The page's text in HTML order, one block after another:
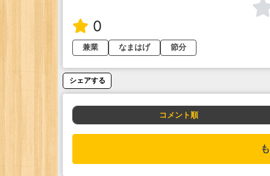
0
兼業 なまはげ 節分
シェアする
コメント順